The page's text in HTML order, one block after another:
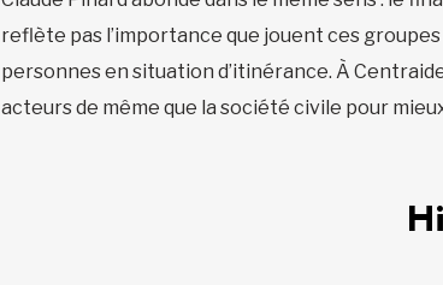
reflète pas l’importance que jouent ces
personnes en situation d’itinérance. À
acteurs de même que la société civile pour